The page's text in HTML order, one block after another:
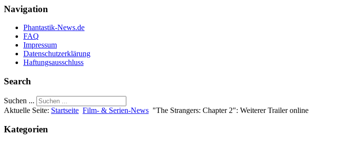
Navigation
Phantastik-News.de
FAQ
Impressum
Datenschutzerklärung
Haftungsausschluss
Search
Suchen ...
Aktuelle Seite: Startseite Film- & Serien-News "The Strangers: Chapter 2": Weiterer Trailer online
Kategorien